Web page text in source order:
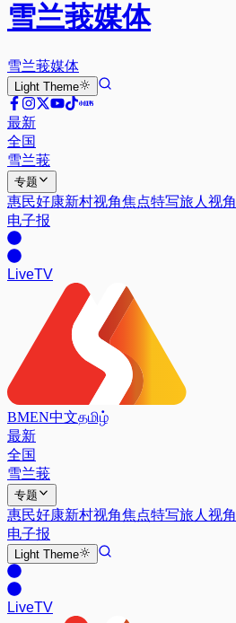
雪兰莪媒体
雪兰莪媒体
Light Theme
最新
全国
雪兰莪
专题
惠民好康新村视角焦点特写旅人视角
电子报
LiveTV
BMEN中文தமிழ்
最新
全国
雪兰莪
专题
惠民好康新村视角焦点特写旅人视角
电子报
Light Theme
LiveTV